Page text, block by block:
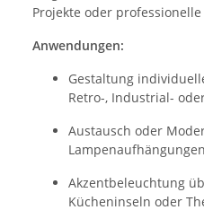
Projekte oder
Anwendungen:
Gestaltung
Retro-, Industrial-
Austausch oder
Lampenaufhängungen
Akzentbeleuchtung
Kücheninseln oder